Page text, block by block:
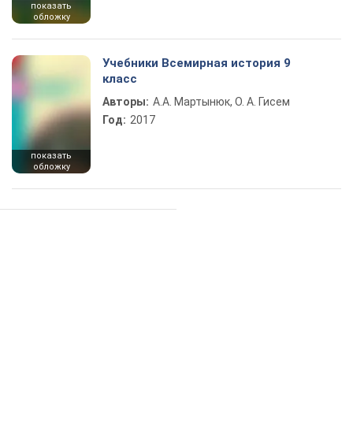
показать
обложку
показать
обложку
Учебники Всемирная история 9
класс
Авторы: А.А. Мартынюк, О. А. Гисем
Год: 2017